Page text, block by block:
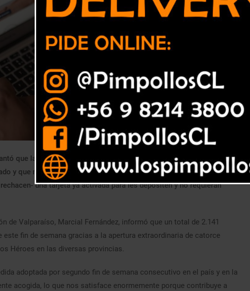
que las personas que realizan cobros presenciales de beneficios en
y que no poseen método de pago electrónico recibirán junto con el
una tarjeta ya activada para les depositen y no requieran
de Valparaíso, Marcial Fernández, informó que un total de 2.141
fin de semana gracias a la apertura extraordinaria de catorce
Héroes en las diversas provincias.
adoptada por segundo fin de semana consecutivo en el país y en la
acogida, lo que nos satisface enormemente porque contribuye a